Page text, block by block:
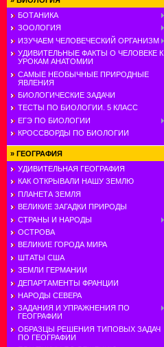
БОТАНИКА
ЗООЛОГИЯ
ИЗУЧАЕМ ЧЕЛОВЕЧЕСКИЙ ОРГАНИЗМ
УДИВИТЕЛЬНЫЕ ФАКТЫ О ЧЕЛОВЕКЕ К
УРОКАМ АНАТОМИИ
САМЫЕ НЕОБЫЧНЫЕ ПРИРОДНЫЕ
ЯВЛЕНИЯ
БИОЛОГИЧЕСКИЕ ЗАДАЧИ
ТЕСТЫ ПО БИОЛОГИИ. 5 КЛАСС
ЕГЭ ПО БИОЛОГИИ
КРОССВОРДЫ ПО БИОЛОГИИ
» ГЕОГРАФИЯ
УДИВИТЕЛЬНАЯ ГЕОГРАФИЯ
КАК ОТКРЫВАЛИ НАШУ ЗЕМЛЮ
ПЛАНЕТА ЗЕМЛЯ
ВЕЛИКИЕ ЗАГАДКИ ПРИРОДЫ
СТРАНЫ И НАРОДЫ
ОСТРОВА
ВЕЛИКИЕ ГОРОДА МИРА
ШТАТЫ США
ЗЕМЛИ ГЕРМАНИИ
ДЕПАРТАМЕНТЫ ФРАНЦИИ
НАРОДЫ СЕВЕРА
ЗАДАНИЯ И УПРАЖНЕНИЯ ПО
ГЕОГРАФИИ
ОБРАЗЦЫ РЕШЕНИЯ ТИПОВЫХ ЗАДАЧ
ПО ГЕОГРАФИИ